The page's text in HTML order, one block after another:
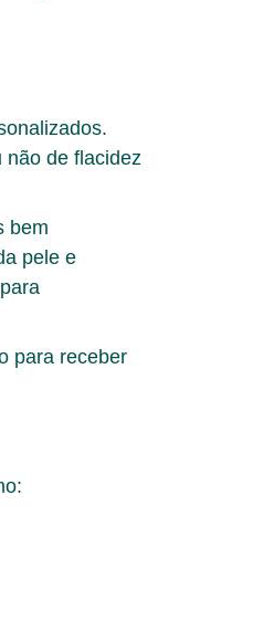
.
não de flacidez
bem
pele e
para receber